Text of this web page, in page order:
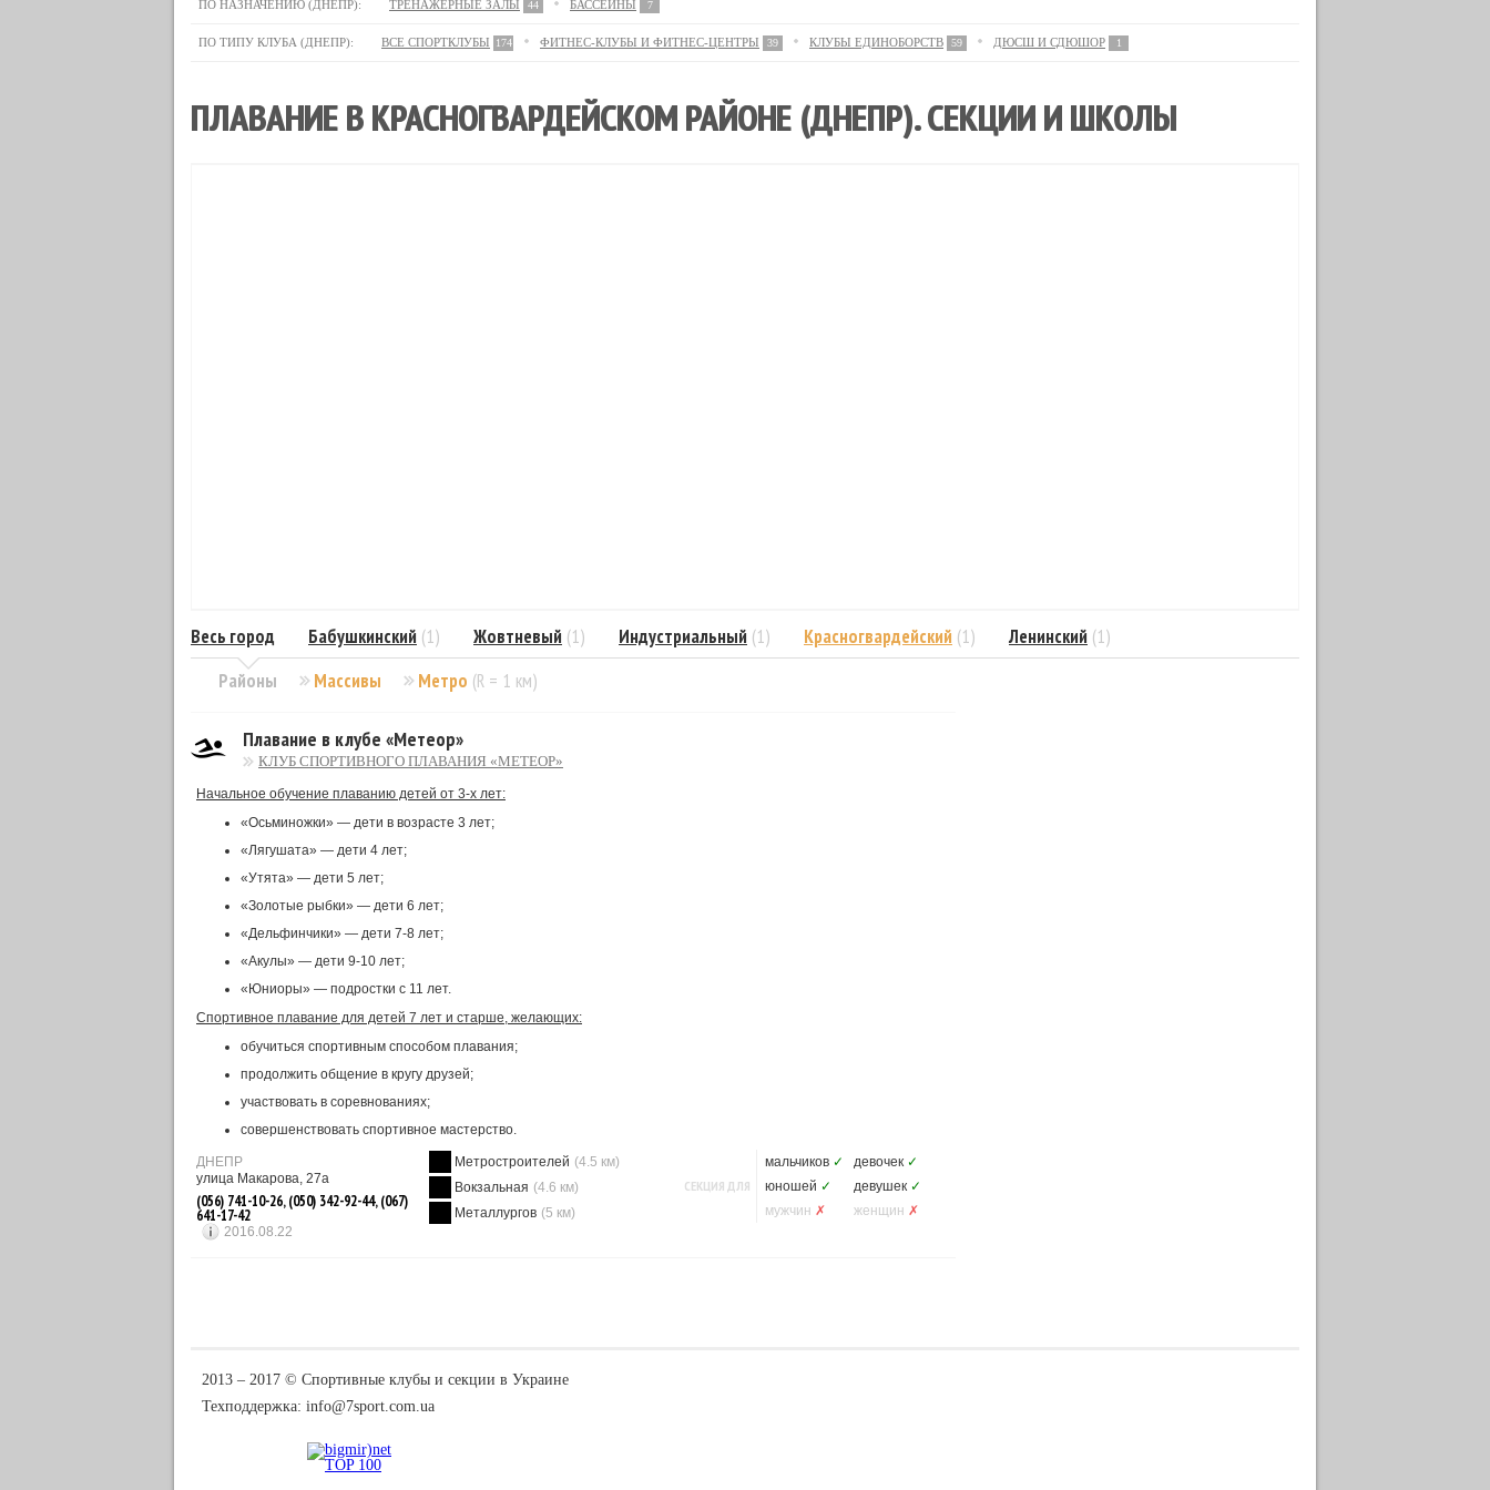
ПО НАЗНАЧЕНИЮ (ДНЕПР): ТРЕНАЖЕРНЫЕ ЗАЛЫ 44 БАССЕЙНЫ 7
ПО ТИПУ КЛУБА (ДНЕПР): ВСЕ СПОРТКЛУБЫ 174 ФИТНЕС-КЛУБЫ И ФИТНЕС-ЦЕНТРЫ 39 КЛУБЫ ЕДИНОБОРСТВ 59 ДЮСШ И СДЮШОР 1
ПЛАВАНИЕ В КРАСНОГВАРДЕЙСКОМ РАЙОНЕ (ДНЕПР). СЕКЦИИ И ШКОЛЫ
Районы
Весь город Бабушкинский (1) Жовтневый (1) Индустриальный (1) Красногвардейский (1) Ленинский (1)
Массивы
Метро (R = 1 км)
Плавание в клубе «Метеор»
КЛУБ СПОРТИВНОГО ПЛАВАНИЯ «МЕТЕОР»
Начальное обучение плаванию детей от 3-х лет:
«Осьминожки» — дети в возрасте 3 лет;
«Лягушата» — дети 4 лет;
«Утята» — дети 5 лет;
«Золотые рыбки» — дети 6 лет;
«Дельфинчики» — дети 7-8 лет;
«Акулы» — дети 9-10 лет;
«Юниоры» — подростки с 11 лет.
Спортивное плавание для детей 7 лет и старше, желающих:
обучиться спортивным способом плавания;
продолжить общение в кругу друзей;
участвовать в соревнованиях;
совершенствовать спортивное мастерство.
ДНЕПР
улица Макарова, 27а
(056) 741-10-26, (050) 342-92-44, (067)
641-17-42
Метростроителей (4.5 км)
Вокзальная (4.6 км)
Металлургов (5 км)
СЕКЦИЯ ДЛЯ
мальчиков ✓ девочек ✓
юношей ✓ девушек ✓
мужчин ✗ женщин ✗
2016.08.22
2013 ‒ 2017 © Спортивные клубы и секции в Украине
Техподдержка: info@7sport.com.ua